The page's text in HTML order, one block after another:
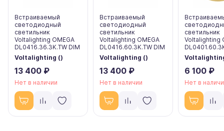
Встраиваемый
светодиодный
светильник
Voltalighting OMEGA
DL0416.36.3K.TW DIM
Voltalighting ()
13 400 ₽
Нет в наличии
Встраиваемый
светодиодный
светильник
Voltalighting OMEGA
DL0416.60.3K.TW DIM
Voltalighting ()
13 400 ₽
Нет в наличии
светильник
Voltalighting
6 100 ₽
Нет в